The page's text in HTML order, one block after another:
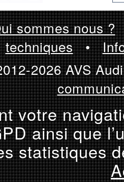
sommes nous ?
techniques•
2026 AVS
votre
ainsi que
statistiques